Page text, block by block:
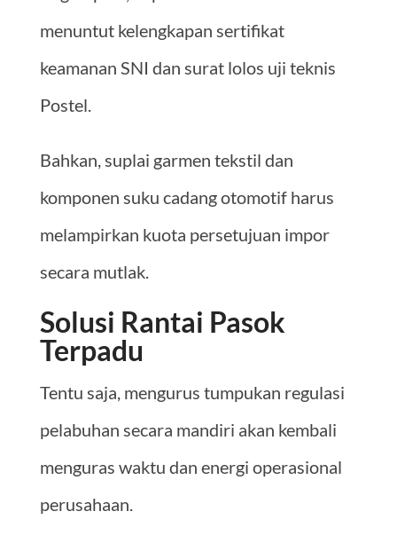
menuntut kelengkapan sertifikat
keamanan SNI dan surat lolos uji teknis
Postel.
Bahkan, suplai garmen tekstil dan
komponen suku cadang otomotif harus
melampirkan kuota persetujuan impor
secara mutlak.
Solusi Rantai Pasok
Terpadu
Tentu saja, mengurus tumpukan regulasi
pelabuhan secara mandiri akan kembali
menguras waktu dan energi operasional
perusahaan.